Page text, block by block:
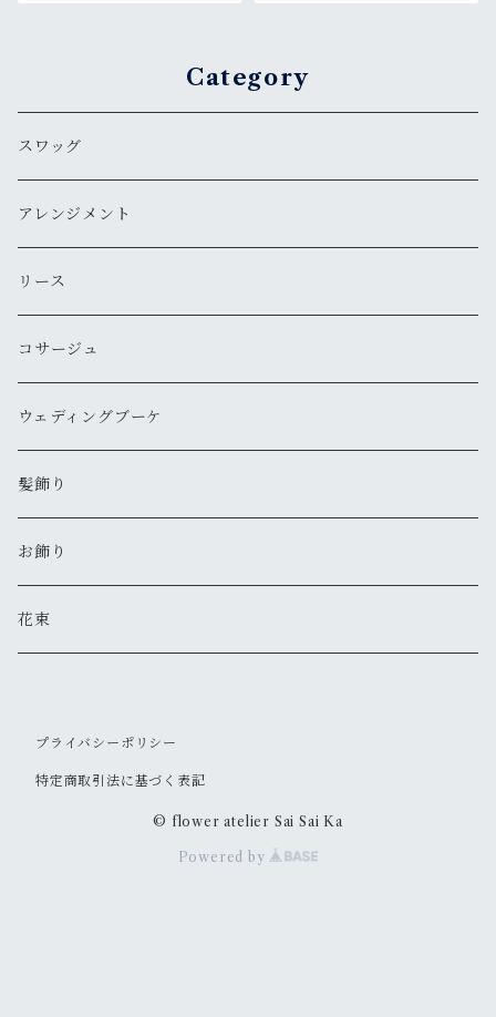
Category
スワッグ
アレンジメント
リース
コサージュ
ウェディングブーケ
髪飾り
お飾り
花束
プライバシーポリシー
特定商取引法に基づく表記
© flower atelier Sai Sai Ka
Powered by